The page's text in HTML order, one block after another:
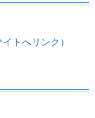
トへリンク）